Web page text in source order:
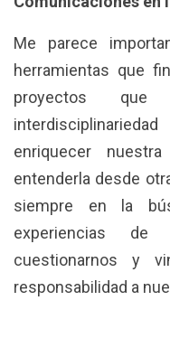
Me parece
herramientas que
proyectos que
enriquecer
entenderla desde
siempre en la
experiencias
cuestionarnos y
responsabilidad a